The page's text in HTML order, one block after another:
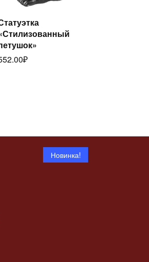
Читать
далее
₽
Новинка!